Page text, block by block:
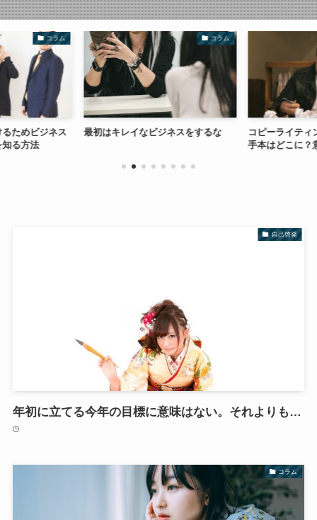
コラム
ためビジネス
る方法
コラム
最初はキレイなビジネスをするな
コピーライティ
手本はどこに？
自己啓発
年初に立てる今年の目標に意味はない。それよりも…
コラム